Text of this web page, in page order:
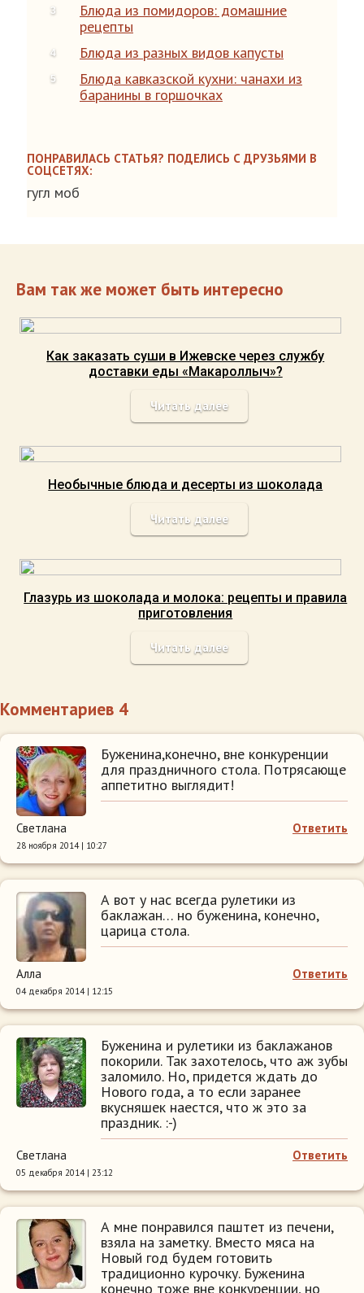
Блюда из помидоров: домашние
рецепты
Блюда из разных видов капусты
Блюда кавказской кухни: чанахи из
баранины в горшочках
ПОНРАВИЛАСЬ СТАТЬЯ? ПОДЕЛИСЬ С ДРУЗЬЯМИ В
СОЦСЕТЯХ:
гугл моб
Вам так же может быть интересно
Как заказать суши в Ижевске через службу
доставки еды «Макароллыч»?
Читать далее
Необычные блюда и десерты из шоколада
Читать далее
Глазурь из шоколада и молока: рецепты и правила
приготовления
Читать далее
Комментариев 4
Буженина,конечно, вне конкуренции
для праздничного стола. Потрясающе
аппетитно выглядит!
Ответить
Светлана
28 ноября 2014 | 10:27
А вот у нас всегда рулетики из
баклажан… но буженина, конечно,
царица стола.
Ответить
Алла
04 декабря 2014 | 12:15
Буженина и рулетики из баклажанов
покорили. Так захотелось, что аж зубы
заломило. Но, придется ждать до
Нового года, а то если заранее
вкусняшек наестся, что ж это за
праздник. :-)
Ответить
Светлана
05 декабря 2014 | 23:12
А мне понравился паштет из печени,
взяла на заметку. Вместо мяса на
Новый год будем готовить
традиционно курочку. Буженина
конечно тоже вне конкуренции, но